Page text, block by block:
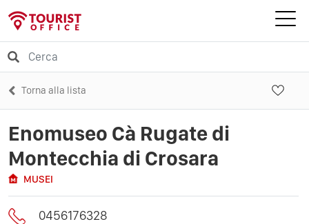
Torna alla lista
Enomuseo Cà Rugate di
Montecchia di Crosara
MUSEI
0456176328